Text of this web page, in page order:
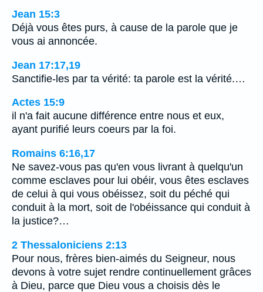
Jean 15:3
Déjà vous êtes purs, à cause de la parole que je
vous ai annoncée.
Jean 17:17,19
Sanctifie-les par ta vérité: ta parole est la vérité.…
Actes 15:9
il n'a fait aucune différence entre nous et eux,
ayant purifié leurs coeurs par la foi.
Romains 6:16,17
Ne savez-vous pas qu'en vous livrant à quelqu'un
comme esclaves pour lui obéir, vous êtes esclaves
de celui à qui vous obéissez, soit du péché qui
conduit à la mort, soit de l'obéissance qui conduit à
la justice?…
2 Thessaloniciens 2:13
Pour nous, frères bien-aimés du Seigneur, nous
devons à votre sujet rendre continuellement grâces
à Dieu, parce que Dieu vous a choisis dès le